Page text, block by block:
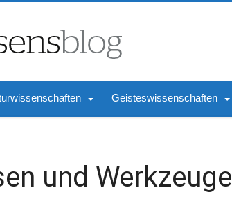
Geisteswissenschaften
und Werkzeuge